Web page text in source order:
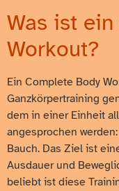
Was ist
Workout?
Ein Complete Body
Ganzkörpertraining
dem in einer Einheit
angesprochen
Bauch. Das Ziel ist
Ausdauer und
beliebt ist diese